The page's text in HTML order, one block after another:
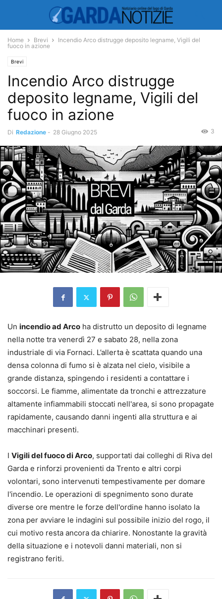
Home Brevi
Incendio Arco distrugge deposito legname, Vigili del
fuoco in azione
Brevi
Incendio Arco distrugge
deposito legname, Vigili del
fuoco in azione
Di Redazione - 28 Giugno 2025 3
Un incendio ad Arco ha distrutto un deposito di legname
nella notte tra venerdì 27 e sabato 28, nella zona
industriale di via Fornaci. L’allerta è scattata quando una
densa colonna di fumo si è alzata nel cielo, visibile a
grande distanza, spingendo i residenti a contattare i
soccorsi. Le fiamme, alimentate da tronchi e attrezzature
altamente infiammabili stoccati nell'area, si sono propagate
rapidamente, causando danni ingenti alla struttura e ai
macchinari presenti.
I Vigili del fuoco di Arco, supportati dai colleghi di Riva del
Garda e rinforzi provenienti da Trento e altri corpi
volontari, sono intervenuti tempestivamente per domare
l'incendio. Le operazioni di spegnimento sono durate
diverse ore mentre le forze dell'ordine hanno isolato la
zona per avviare le indagini sul possibile inizio del rogo, il
cui motivo resta ancora da chiarire. Nonostante la gravità
della situazione e i notevoli danni materiali, non si
registrano feriti.